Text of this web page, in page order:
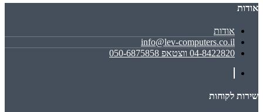
אודות
אודות
info@lev-computers.co.il
04-8422820 ווצטאפ 050-6875858
שירות לקוחות